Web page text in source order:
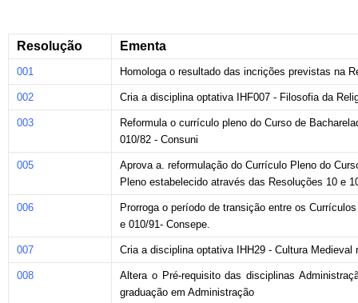
Resolução Ementa
001 Homologa o resultado das incrições previstas na
002 Cria a disciplina optativa IHF007 - Filosofia da
003
Reformula o currículo pleno do Curso de
010/82 - Consuni
005
Aprova a. reformulação do Currículo Pleno do
Pleno estabelecido através das Resoluções 10 e
006
Prorroga o período de transição entre os
e 010/91- Consepe.
007 Cria a disciplina optativa IHH29 - Cultura Medieval
008
Altera o Pré-requisito das disciplinas
graduação em Administração